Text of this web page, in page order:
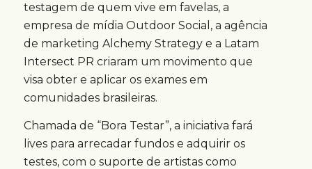
testagem de quem vive em favelas, a
empresa de mídia Outdoor Social, a agência
de marketing Alchemy Strategy e a Latam
Intersect PR criaram um movimento que
visa obter e aplicar os exames em
comunidades brasileiras.
Chamada de “Bora Testar”, a iniciativa fará
lives para arrecadar fundos e adquirir os
testes, com o suporte de artistas como